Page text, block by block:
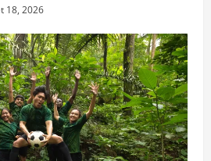
18, 2026